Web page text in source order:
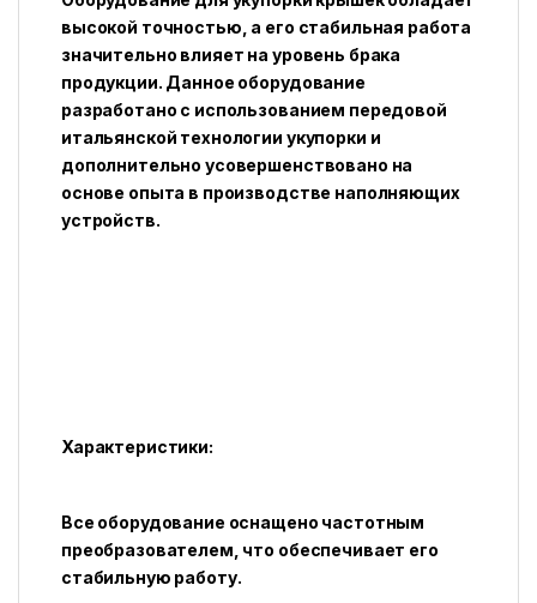
высокой точностью, а его стабильная работа
значительно влияет на уровень брака
продукции. Данное оборудование
разработано с использованием передовой
итальянской технологии укупорки и
дополнительно усовершенствовано на
основе опыта в производстве наполняющих
устройств.
Характеристики:
Все оборудование оснащено частотным
преобразователем, что обеспечивает его
стабильную работу.